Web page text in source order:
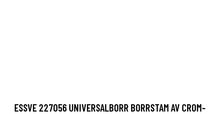
ESSVE 227056 UNIVERSALBORR BORRSTAM AV CROM-